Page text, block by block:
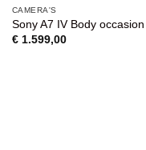
WENSENLIJST
CAMERA'S
Sony A7 IV Body occasion
€1.599,00